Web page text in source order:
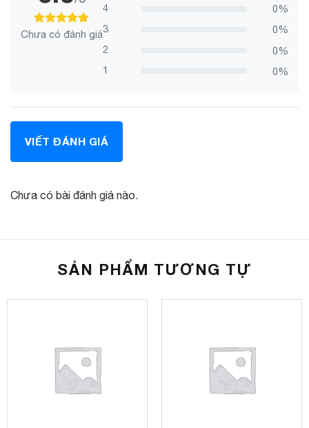
100trên 5 dựa trên
100
Chưa có đánh giá
4
0%
3
0%
2
0%
1
0%
VIẾT ĐÁNH GIÁ
Chưa có bài đánh giá nào.
SẢN PHẨM TƯƠNG TỰ